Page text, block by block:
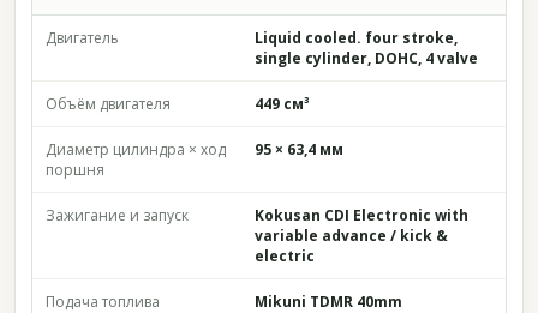
Двигатель
Liquid cooled. four stroke,
single cylinder, DOHC, 4 valve
Объём двигателя 449 см³
Диаметр цилиндра × ход
поршня
95 × 63,4 мм
Зажигание и запуск
Kokusan CDI Electronic with
variable advance / kick &
electric
Подача топлива Mikuni TDMR 40mm